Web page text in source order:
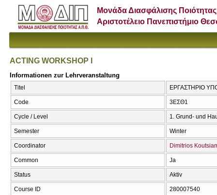
Μονάδα Διασφάλισης Ποιότητας
Αριστοτέλειο Πανεπιστήμιο
ACTING WORKSHOP I
Informationen zur Lehrveranstaltung
Titel ΕΡΓΑΣΤΗΡΙΟ
Code 3ΕΣΘ1
Cycle / Level 1. Grund- und
Semester Winter
Coordinator Dimitrios
Common Ja
Status Aktiv
Course ID 280007540